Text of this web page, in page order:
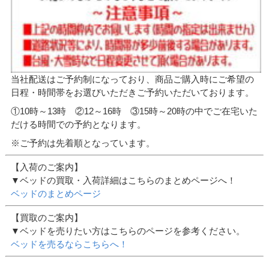
当社配送はご予約制になっており、商品ご購入時にご希望の
日程・時間帯をお選びいただきご予約いただいております。
①10時～13時 ②12～16時 ③15時～20時の中でご在宅いた
だける時間での予約となります。
※ご予約は先着順となっています。
【入荷のご案内】
▼ベッドの買取・入荷詳細はこちらのまとめページへ！
ベッドのまとめページ
【買取のご案内】
▼ベッドを売りたい方はこちらのページを参考ください。
ベッドを売るならこちらへ！